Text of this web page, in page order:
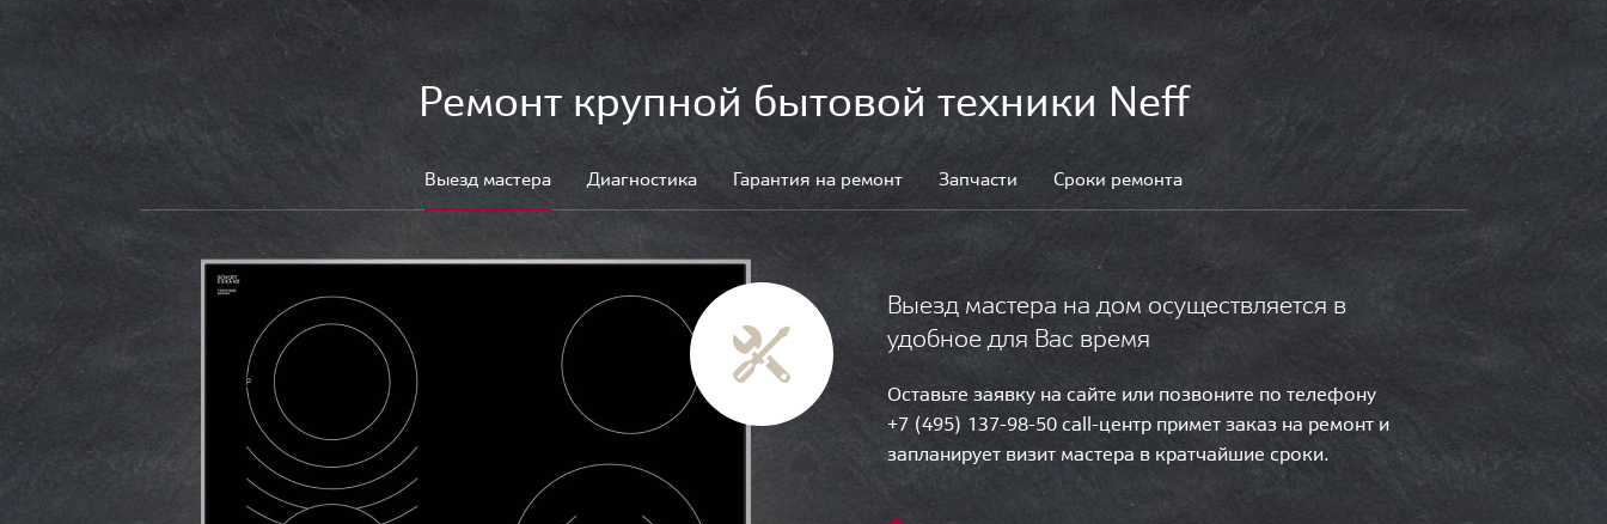
Ремонт крупной бытовой техники Neff
Выезд мастера Диагностика Гарантия на ремонт Запчасти Сроки ремонта
Выезд мастера на дом осуществляется в
удобное для Вас время
Оставьте заявку на сайте или позвоните по телефону
+7 (495) 137-98-50 call-центр примет заказ на ремонт и
запланирует визит мастера в кратчайшие сроки.